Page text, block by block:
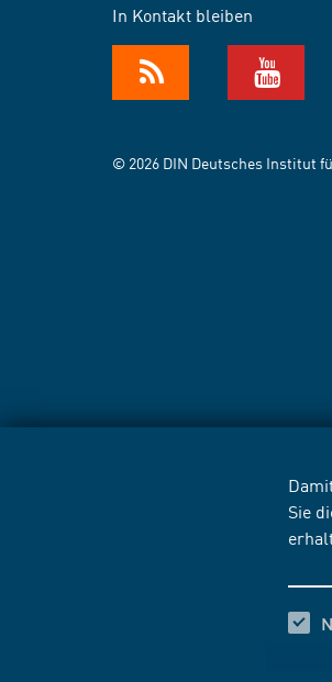
Sie
In Kontakt bleiben
© 2026 DIN Deutsches Institut